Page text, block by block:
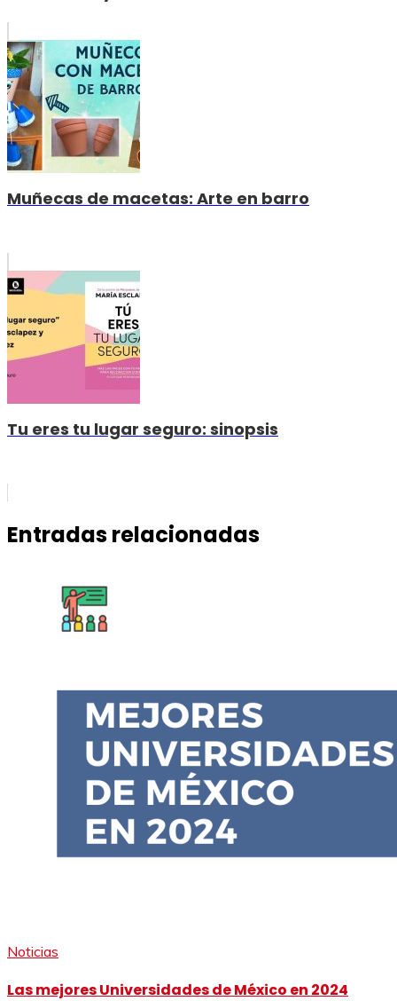
Muñecas de macetas: Arte en barro
Tu eres tu lugar seguro: sinopsis
Entradas relacionadas
Noticias
Las mejores Universidades de México en 2024